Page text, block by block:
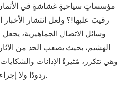
مؤسساتٍ سياحيةٍ غشاشةٍ في
رقيبَ عليها!؟ ولعل انتشار
وسائل الاتصال الجماهيرية، يجعل
الهشيم، بحيث يصعب الحد من
وهي تتكرر، مُثيرةً الإدانات
ردودًا ولا إجراءاتٍ صارمةً وواضحةً وفعالة.